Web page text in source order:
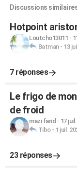
Discussions
Hotpoint
Loutcho13011 -
Batman- 13
7 réponses
Le frigo de
de froid
mazi farid - 17
Tibo- 1 juil.
23 réponses